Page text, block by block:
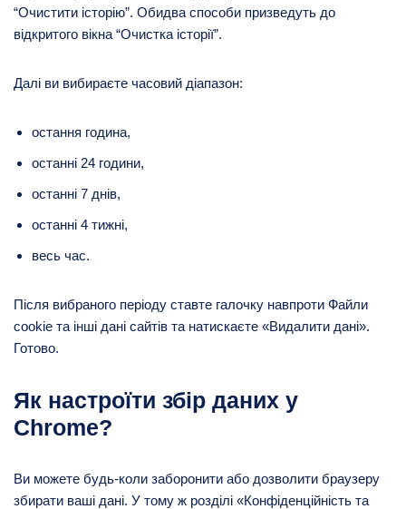
“Очистити історію”. Обидва способи призведуть до
відкритого вікна “Очистка історії”.
Далі ви вибираєте часовий діапазон:
остання година,
останні 24 години,
останні 7 днів,
останні 4 тижні,
весь час.
Після вибраного періоду ставте галочку навпроти Файли
cookie та інші дані сайтів та натискаєте «Видалити дані».
Готово.
Як настроїти збір даних у
Chrome?
Ви можете будь-коли заборонити або дозволити браузеру
збирати ваші дані. У тому ж розділі «Конфіденційність та